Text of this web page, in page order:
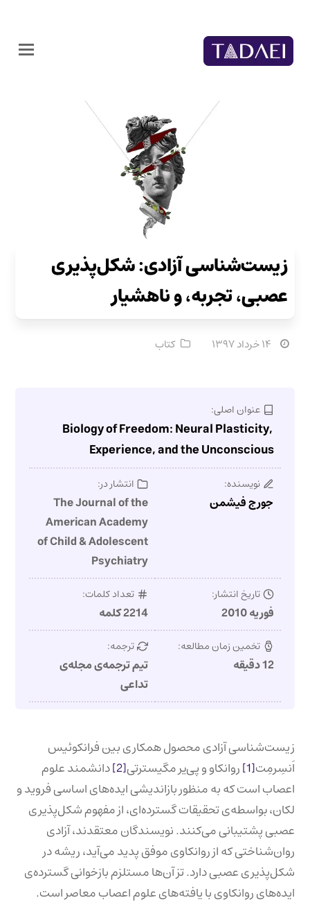
زیست‌شناسی آزادی: شکل‌پذیری
عصبی، تجربه، و ناهشیار
۱۴ خرداد ۱۳۹۷ کتاب
عنوان اصلی:
Biology of Freedom: Neural Plasticity,
Experience, and the Unconscious
نویسنده:
جورج فیشمن
انتشار در:
The Journal of the
American Academy
of Child & Adolescent
Psychiatry
تاریخ انتشار:
فوریه 2010
تعداد کلمات:
2214 کلمه
تخمین زمان مطالعه:
12 دقیقه
ترجمه:
تیم ترجمه‌ی مجله‌ی
تداعی
زیست‌شناسی آزادی محصول همکاری بین فرانکوئیس
اَنسِرمِت[1] روانکاو و پی‌یر مگیسترتی[2] دانشمند علوم
اعصاب است که به منظور بازاندیشی ایده‌های اساسی فروید و
لکان، بواسطه‌ی تحقیقات گسترده‌ای، از مفهوم شکل‌پذیری
عصبی پشتیبانی می‌کنند. نویسندگان معتقدند، آزادی
روان‌شناختی که از روانکاوی موفق پدید می‌آید، ریشه در
شکل‌پذیری عصبی دارد. تز آن‌ها مستلزم بازخوانی گسترده‌ی
ایده‌های روانکاوی با یافته‌های علوم اعصاب معاصر است.